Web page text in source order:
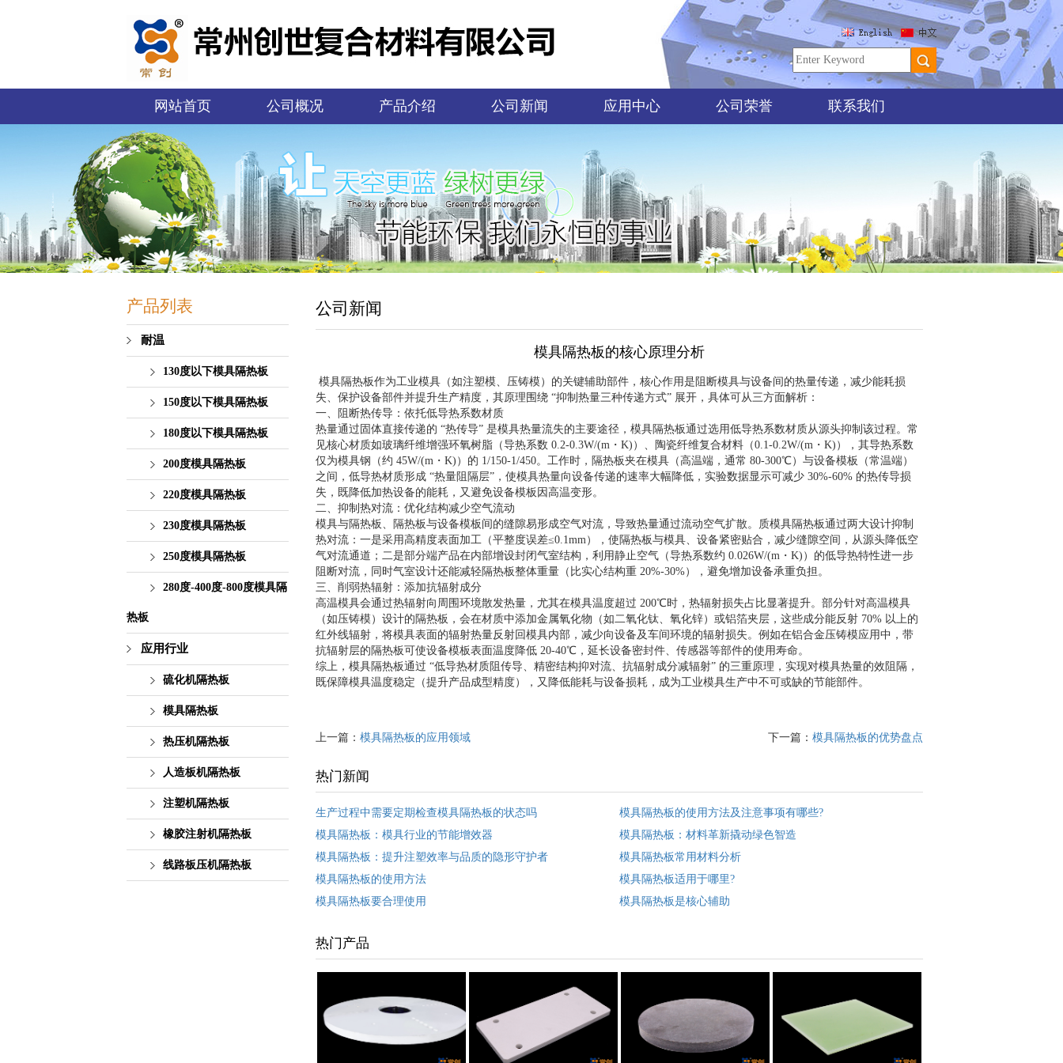
网站首页 公司概况 产品介绍 公司新闻 应用中心 公司荣誉 联系我们
产品列表
耐温
130度以下模具隔热板
150度以下模具隔热板
180度以下模具隔热板
200度模具隔热板
220度模具隔热板
230度模具隔热板
250度模具隔热板
280度-400度-800度模具隔
热板
应用行业
硫化机隔热板
模具隔热板
热压机隔热板
人造板机隔热板
注塑机隔热板
橡胶注射机隔热板
线路板压机隔热板
公司新闻
模具隔热板的核心原理分析
模具隔热板作为工业模具（如注塑模、压铸模）的关键辅助部件，核心作用是阻断模具与设备间的热量传递，减少能耗损
失、保护设备部件并提升生产精度，其原理围绕 “抑制热量三种传递方式” 展开，具体可从三方面解析：​
一、阻断热传导：依托低导热系数材质​
热量通过固体直接传递的 “热传导” 是模具热量流失的主要途径，模具隔热板通过选用低导热系数材质从源头抑制该过程。常
见核心材质如玻璃纤维增强环氧树脂（导热系数 0.2-0.3W/(m・K)）、陶瓷纤维复合材料（0.1-0.2W/(m・K)），其导热系数
仅为模具钢（约 45W/(m・K)）的 1/150-1/450。工作时，隔热板夹在模具（高温端，通常 80-300℃）与设备模板（常温端）
之间，低导热材质形成 “热量阻隔层”，使模具热量向设备传递的速率大幅降低，实验数据显示可减少 30%-60% 的热传导损
失，既降低加热设备的能耗，又避免设备模板因高温变形。​
二、抑制热对流：优化结构减少空气流动​
模具与隔热板、隔热板与设备模板间的缝隙易形成空气对流，导致热量通过流动空气扩散。质模具隔热板通过两大设计抑制
热对流：一是采用高精度表面加工（平整度误差≤0.1mm），使隔热板与模具、设备紧密贴合，减少缝隙空间，从源头降低空
气对流通道；二是部分端产品在内部增设封闭气室结构，利用静止空气（导热系数约 0.026W/(m・K)）的低导热特性进一步
阻断对流，同时气室设计还能减轻隔热板整体重量（比实心结构重 20%-30%），避免增加设备承重负担。​
三、削弱热辐射：添加抗辐射成分​
高温模具会通过热辐射向周围环境散发热量，尤其在模具温度超过 200℃时，热辐射损失占比显著提升。部分针对高温模具
（如压铸模）设计的隔热板，会在材质中添加金属氧化物（如二氧化钛、氧化锌）或铝箔夹层，这些成分能反射 70% 以上的
红外线辐射，将模具表面的辐射热量反射回模具内部，减少向设备及车间环境的辐射损失。例如在铝合金压铸模应用中，带
抗辐射层的隔热板可使设备模板表面温度降低 20-40℃，延长设备密封件、传感器等部件的使用寿命。​
综上，模具隔热板通过 “低导热材质阻传导、精密结构抑对流、抗辐射成分减辐射” 的三重原理，实现对模具热量的效阻隔，
既保障模具温度稳定（提升产品成型精度），又降低能耗与设备损耗，成为工业模具生产中不可或缺的节能部件。​
上一篇： 模具隔热板的应用领域 下一篇： 模具隔热板的优势盘点
热门新闻
生产过程中需要定期检查模具隔热板的状态吗
模具隔热板的使用方法及注意事项有哪些?
模具隔热板：模具行业的节能增效器
模具隔热板：材料革新撬动绿色智造
模具隔热板：提升注塑效率与品质的隐形守护者
模具隔热板常用材料分析
模具隔热板的使用方法
模具隔热板适用于哪里?
模具隔热板要合理使用
模具隔热板是核心辅助
热门产品